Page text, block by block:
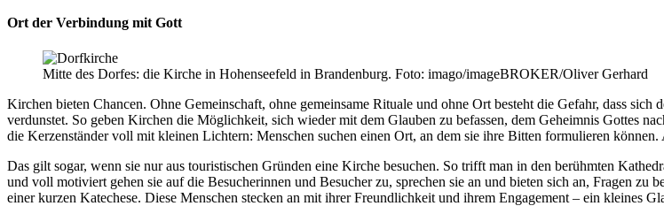
Ort der Verbindung mit Gott
Mitte des Dorfes: die Kirche in Hohenseefeld in Brandenburg. Foto: imago/imageBROKER/Oliver Gerhard
Kirchen bieten Chancen. Ohne Gemeinschaft, ohne gemeinsame Rituale und ohne Ort besteht die Gefahr, dass
verdunstet. So geben Kirchen die Möglichkeit, sich wieder mit dem Glauben zu befassen, dem Geheimnis Gottes
die Kerzenständer voll mit kleinen Lichtern: Menschen suchen einen Ort, an dem sie ihre Bitten formulieren
Das gilt sogar, wenn sie nur aus touristischen Gründen eine Kirche besuchen. So trifft man in den berühmten
und voll motiviert gehen sie auf die Besucherinnen und Besucher zu, sprechen sie an und bieten sich an, Fragen
einer kurzen Katechese. Diese Menschen stecken an mit ihrer Freundlichkeit und ihrem Engagement – ein kleines